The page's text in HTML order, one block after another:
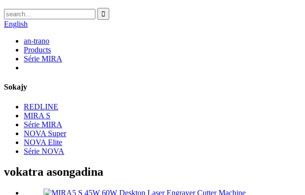
English
an-trano
Products
Série MIRA
Sokajy
REDLINE
MIRA S
Série MIRA
NOVA Super
NOVA Elite
Série NOVA
vokatra asongadina